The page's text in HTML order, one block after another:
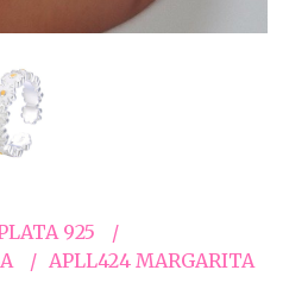
925
APLL424 MARGARITA